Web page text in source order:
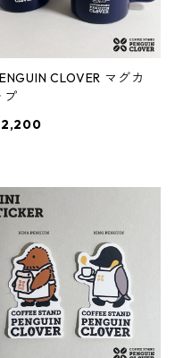
CLOVER マグカ
プ